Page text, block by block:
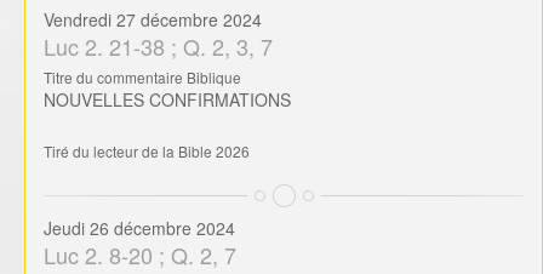
Vendredi 27 décembre 2024
Luc 2. 21-38 ; Q. 2, 3, 7
Titre du commentaire Biblique
NOUVELLES CONFIRMATIONS
Tiré du lecteur de la Bible 2026
Jeudi 26 décembre 2024
Luc 2. 8-20 ; Q. 2, 7